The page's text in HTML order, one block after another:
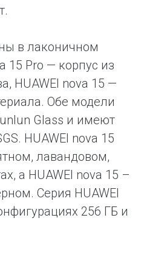
в лаконичном
15 Pro — корпус из
HUAWEI nova 15 —
Обе модели
Glass и имеют
HUAWEI nova 15
лавандовом,
а HUAWEI nova 15 –
Серия HUAWEI
256 ГБ и